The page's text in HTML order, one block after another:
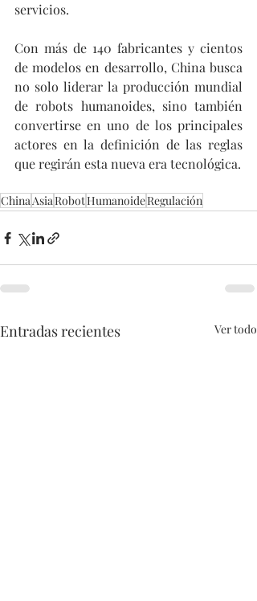
servicios.
Con más de 140 fabricantes y cientos
de modelos en desarrollo, China busca
no solo liderar la producción mundial
de robots humanoides, sino también
convertirse en uno de los principales
actores en la definición de las reglas
que regirán esta nueva era tecnológica.
ChinaAsiaRobotHumanoideRegulación
Entradas recientes Ver todo